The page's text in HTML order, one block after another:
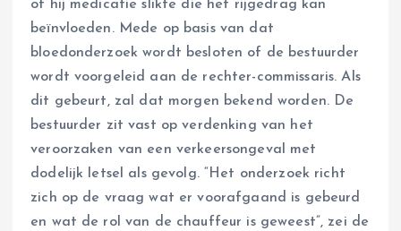
of hij medicatie slikte die het rijgedrag kan
beïnvloeden. Mede op basis van dat
bloedonderzoek wordt besloten of de bestuurder
wordt voorgeleid aan de rechter-commissaris. Als
dit gebeurt, zal dat morgen bekend worden. De
bestuurder zit vast op verdenking van het
veroorzaken van een verkeersongeval met
dodelijk letsel als gevolg. “Het onderzoek richt
zich op de vraag wat er voorafgaand is gebeurd
en wat de rol van de chauffeur is geweest”, zei de